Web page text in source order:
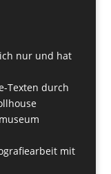
nur und hat
Texten durch
mit